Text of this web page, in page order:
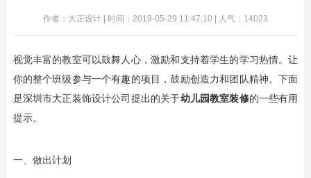
作者：大正设计 | 时间：2019-05-29 11:47:10 | 人气：14023
视觉丰富的教室可以鼓舞人心，激励和支持着学生的学习热情。让
你的整个班级参与一个有趣的项目，鼓励创造力和团队精神。下面
是深圳市大正装饰设计公司提出的关于幼儿园教室装修的一些有用
提示。
一、做出计划